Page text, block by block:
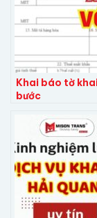
Khai báo tờ
bước